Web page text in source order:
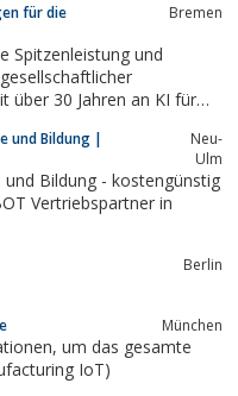
entscheidenden
für die
Bremen
Spitzenleistung und
über 30 Jahren an KI für
entscheidenden
und Bildung |
Neu-
Ulm
Bildung - kostengünstig
Vertriebspartner in
Berlin
München
gesamte
IoT)